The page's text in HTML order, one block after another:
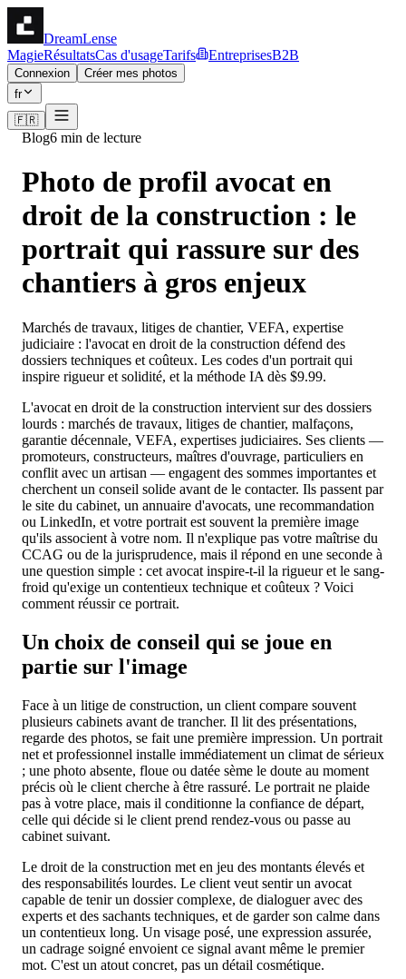
DreamLense
MagieRésultatsCas d'usageTarifs EntreprisesB2B
Connexion
Créer mes photos
fr
🇫🇷
Blog6 min de lecture
Photo de profil avocat en
droit de la construction : le
portrait qui rassure sur des
chantiers à gros enjeux
Marchés de travaux, litiges de chantier, VEFA, expertise
judiciaire : l'avocat en droit de la construction défend des
dossiers techniques et coûteux. Les codes d'un portrait qui
inspire rigueur et solidité, et la méthode IA dès $9.99.
L'avocat en droit de la construction intervient sur des dossiers
lourds : marchés de travaux, litiges de chantier, malfaçons,
garantie décennale, VEFA, expertises judiciaires. Ses clients —
promoteurs, constructeurs, maîtres d'ouvrage, particuliers en
conflit avec un artisan — engagent des sommes importantes et
cherchent un conseil solide avant de le contacter. Ils passent par
le site du cabinet, un annuaire d'avocats, une recommandation
ou LinkedIn, et votre portrait est souvent la première image
qu'ils associent à votre nom. Il n'explique pas votre maîtrise du
CCAG ou de la jurisprudence, mais il répond en une seconde à
une question simple : cet avocat inspire-t-il la rigueur et le sang-
froid qu'exige un contentieux technique et coûteux ? Voici
comment réussir ce portrait.
Un choix de conseil qui se joue en
partie sur l'image
Face à un litige de construction, un client compare souvent
plusieurs cabinets avant de trancher. Il lit des présentations,
regarde des photos, se fait une première impression. Un portrait
net et professionnel installe immédiatement un climat de sérieux
; une photo absente, floue ou datée sème le doute au moment
précis où le client cherche à être rassuré. Le portrait ne plaide
pas à votre place, mais il conditionne la confiance de départ,
celle qui décide si le client prend rendez-vous ou passe au
cabinet suivant.
Le droit de la construction met en jeu des montants élevés et
des responsabilités lourdes. Le client veut sentir un avocat
capable de tenir un dossier complexe, de dialoguer avec des
experts et des sachants techniques, et de garder son calme dans
un contentieux long. Un visage posé, une expression assurée,
un cadrage soigné envoient ce signal avant même le premier
mot. C'est un atout concret, pas un détail cosmétique.